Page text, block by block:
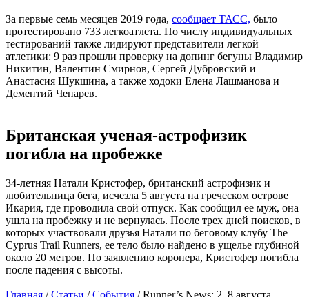
За первые семь месяцев 2019 года, сообщает ТАСС, было
протестировано 733 легкоатлета. По числу индивидуальных
тестирований также лидируют представители легкой
атлетики: 9 раз прошли проверку на допинг бегуны Владимир
Никитин, Валентин Смирнов, Сергей Дубровский и
Анастасия Шукшина, а также ходоки Елена Лашманова и
Дементий Чепарев.
Британская ученая-астрофизик
погибла на пробежке
34-летняя Натали Кристофер, британский астрофизик и
любительница бега, исчезла 5 августа на греческом острове
Икария, где проводила свой отпуск. Как сообщил ее муж, она
ушла на пробежку и не вернулась. После трех дней поисков, в
которых участвовали друзья Натали по беговому клубу The
Cyprus Trail Runners, ее тело было найдено в ущелье глубиной
около 20 метров. По заявлению коронера, Кристофер погибла
после падения с высоты.
Главная /Статьи /События /Runner’s News: 2–8 августа